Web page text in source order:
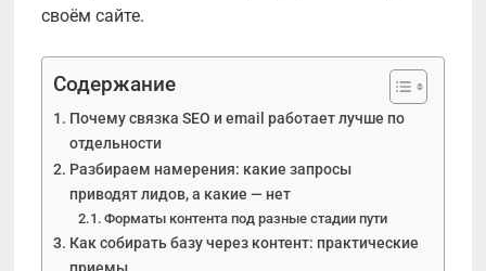
своём сайте.
Содержание
Почему связка SEO и email работает лучше по
отдельности
Разбираем намерения: какие запросы
приводят лидов, а какие — нет
Форматы контента под разные стадии пути
Как собирать базу через контент: практические